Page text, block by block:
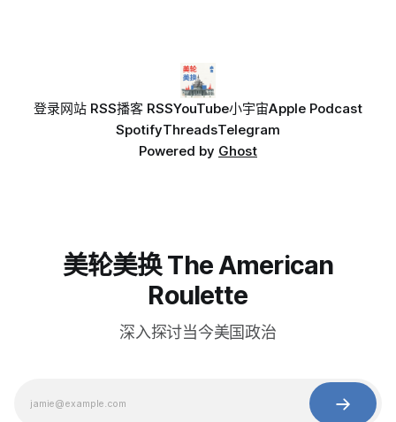
登录网站 RSS播客 RSSYouTube小宇宙Apple Podcast
SpotifyThreadsTelegram
Powered by Ghost
美轮美换 The American
Roulette
深入探讨当今美国政治